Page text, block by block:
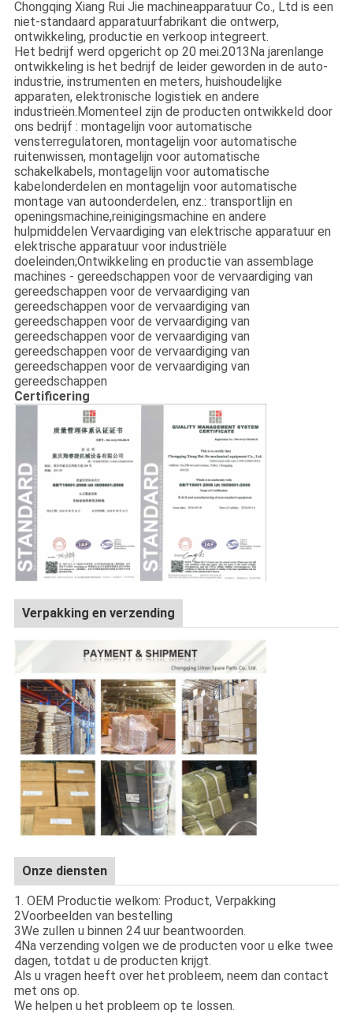
Chongqing Xiang Rui Jie machineapparatuur Co., Ltd is een
niet-standaard apparatuurfabrikant die ontwerp,
ontwikkeling, productie en verkoop integreert.
Het bedrijf werd opgericht op 20 mei.2013Na jarenlange
ontwikkeling is het bedrijf de leider geworden in de auto-
industrie, instrumenten en meters, huishoudelijke
apparaten, elektronische logistiek en andere
industrieën.Momenteel zijn de producten ontwikkeld door
ons bedrijf : montagelijn voor automatische
vensterregulatoren, montagelijn voor automatische
ruitenwissen, montagelijn voor automatische
schakelkabels, montagelijn voor automatische
kabelonderdelen en montagelijn voor automatische
montage van autoonderdelen, enz.: transportlijn en
openingsmachine,reinigingsmachine en andere
hulpmiddelen Vervaardiging van elektrische apparatuur en
elektrische apparatuur voor industriële
doeleinden;Ontwikkeling en productie van assemblage
machines - gereedschappen voor de vervaardiging van
gereedschappen voor de vervaardiging van
gereedschappen voor de vervaardiging van
gereedschappen voor de vervaardiging van
gereedschappen voor de vervaardiging van
gereedschappen voor de vervaardiging van
gereedschappen voor de vervaardiging van
gereedschappen
Certificering
Verpakking en verzending
Onze diensten
1. OEM Productie welkom: Product, Verpakking
2Voorbeelden van bestelling
3We zullen u binnen 24 uur beantwoorden.
4Na verzending volgen we de producten voor u elke twee
dagen, totdat u de producten krijgt.
Als u vragen heeft over het probleem, neem dan contact
met ons op.
We helpen u het probleem op te lossen.